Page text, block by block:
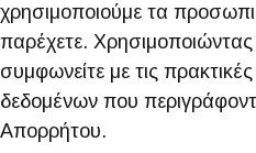
χρησιμοποιούμε τα
παρέχετε. Χρησιμοποιώντας
συμφωνείτε με τις
δεδομένων που
Απορρήτου.